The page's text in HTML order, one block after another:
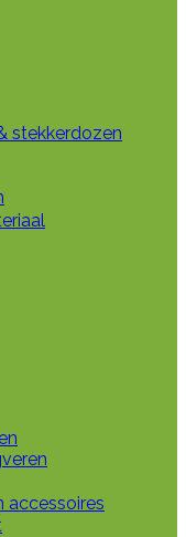
stekkerdozen
accessoires